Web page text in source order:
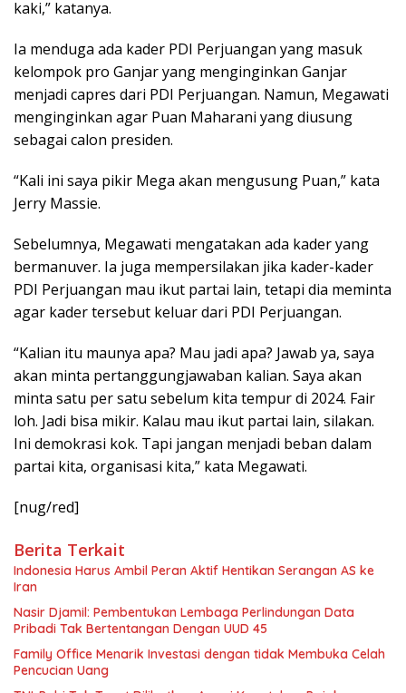
kaki,” katanya.
Ia menduga ada kader PDI Perjuangan yang masuk
kelompok pro Ganjar yang menginginkan Ganjar
menjadi capres dari PDI Perjuangan. Namun, Megawati
menginginkan agar Puan Maharani yang diusung
sebagai calon presiden.
“Kali ini saya pikir Mega akan mengusung Puan,” kata
Jerry Massie.
Sebelumnya, Megawati mengatakan ada kader yang
bermanuver. Ia juga mempersilakan jika kader-kader
PDI Perjuangan mau ikut partai lain, tetapi dia meminta
agar kader tersebut keluar dari PDI Perjuangan.
“Kalian itu maunya apa? Mau jadi apa? Jawab ya, saya
akan minta pertanggungjawaban kalian. Saya akan
minta satu per satu sebelum kita tempur di 2024. Fair
loh. Jadi bisa mikir. Kalau mau ikut partai lain, silakan.
Ini demokrasi kok. Tapi jangan menjadi beban dalam
partai kita, organisasi kita,” kata Megawati.
[nug/red]
Berita Terkait
Indonesia Harus Ambil Peran Aktif Hentikan Serangan AS ke
Iran
Nasir Djamil: Pembentukan Lembaga Perlindungan Data
Pribadi Tak Bertentangan Dengan UUD 45
Family Office Menarik Investasi dengan tidak Membuka Celah
Pencucian Uang